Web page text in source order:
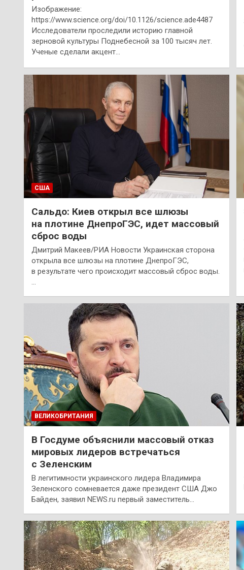
Изображение:
https://www.science.org/doi/10.1126/science.ade4487
Исследователи проследили историю главной
зерновой культуры Поднебесной за 100 тысяч лет.
Ученые сделали акцент…
США
Сальдо: Киев открыл все шлюзы
на плотине ДнепроГЭС, идет массовый
сброс воды
Дмитрий Макеев/РИА Новости Украинская сторона
открыла все шлюзы на плотине ДнепроГЭС,
в результате чего происходит массовый сброс воды.
…
ВЕЛИКОБРИТАНИЯ
В Госдуме объяснили массовый отказ
мировых лидеров встречаться
с Зеленским
В легитимности украинского лидера Владимира
Зеленского сомневается даже президент США Джо
Байден, заявил NEWS.ru первый заместитель…